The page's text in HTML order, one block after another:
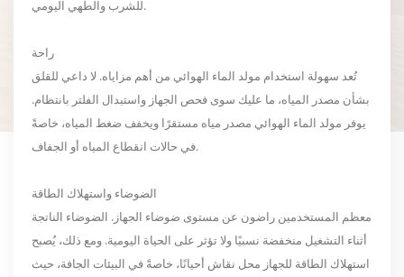
للشرب والطهي اليومي.
راحة
تُعد سهولة استخدام مولد الماء الهوائي من أهم مزاياه. لا داعي للقلق
بشأن مصدر المياه، ما عليك سوى فحص الجهاز واستبدال الفلتر بانتظام.
يوفر مولد الماء الهوائي مصدر مياه مستقرًا ويخفف ضغط المياه، خاصةً
في حالات انقطاع المياه أو الجفاف.
الضوضاء واستهلاك الطاقة
معظم المستخدمين راضون عن مستوى ضوضاء الجهاز. الضوضاء الناتجة
أثناء التشغيل منخفضة نسبيًا ولا تؤثر على الحياة اليومية. ومع ذلك، يُصبح
استهلاك الطاقة للجهاز محل نقاش أحيانًا، خاصةً في البيئات الجافة، حيث